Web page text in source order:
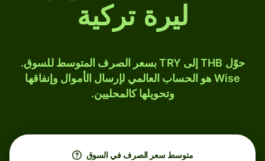
ليرة تركية
حوّل THB إلى TRY بسعر الصرف المتوسط للسوق.
Wise هو الحساب العالمي لإرسال الأموال وإنفاقها
وتحويلها كالمحليين.
متوسط ​​سعر الصرف في السوق